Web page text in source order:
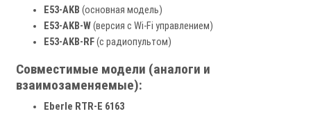
E53-AKB (основная модель)
E53-AKB-W(версия с Wi-Fi управлением)
E53-AKB-RF(с радиопультом)
Совместимые модели (аналоги и
взаимозаменяемые):
Eberle RTR-E 6163